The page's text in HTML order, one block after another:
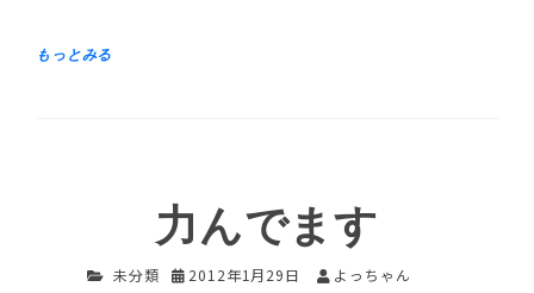
力んでます
未分類 2012年1月29日 よっちゃん